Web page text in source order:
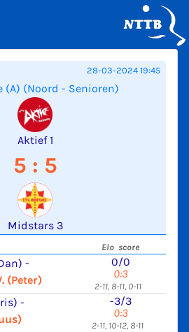
28-03-2024 19:45
(A) (Noord - Senioren)
Aktief 1
5 : 5
Midstars 3
Elo score
-
(Peter)
0/0
0:3
2-11, 8-11, 0-11
-
-3/3
0:3
2-11, 10-12, 8-11